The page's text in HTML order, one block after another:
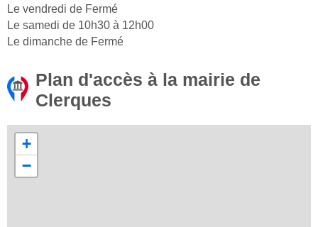
Le vendredi de Fermé
Le samedi de 10h30 à 12h00
Le dimanche de Fermé
Plan d'accès à la mairie de
Clerques
+
−